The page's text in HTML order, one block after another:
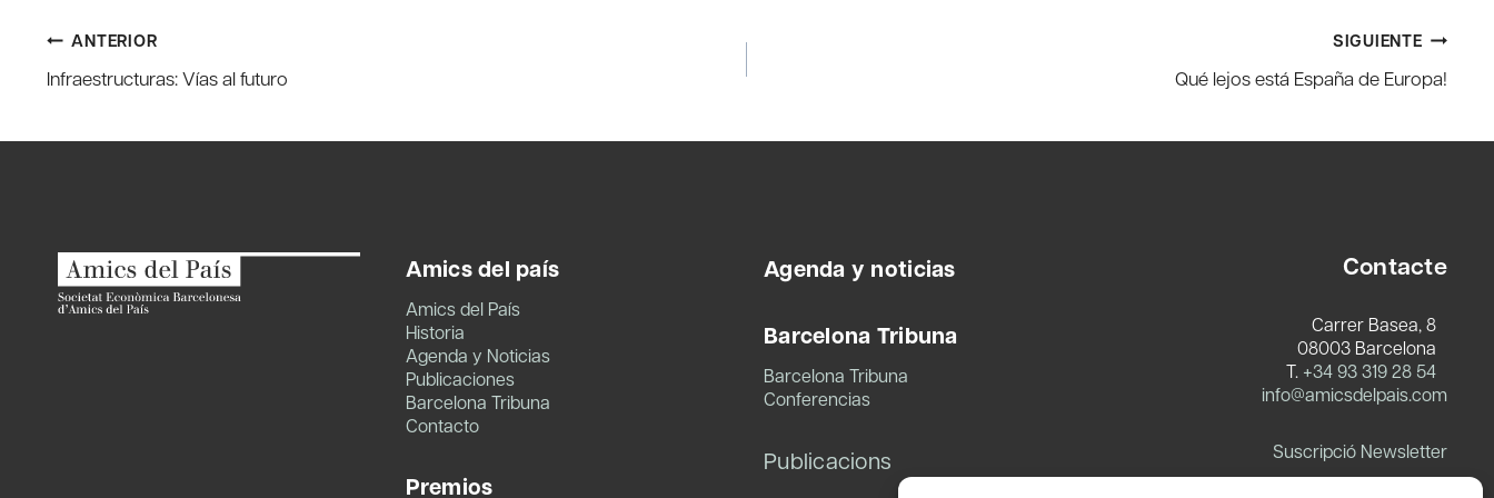
Navegación
de
entradas
ANTERIOR
Infraestructuras: Vías al futuro
SIGUIENTE
Qué lejos está España de Europa!
Amics del país
Amics del País
Historia
Agenda y Noticias
Publicaciones
Barcelona Tribuna
Contacto
Premios
Agenda y noticias
Barcelona Tribuna
Barcelona Tribuna
Conferencias
Publicacions
Contacte
Carrer Basea, 8
08003 Barcelona
T. +34 93 319 28 54
info@amicsdelpais.com
Suscripció Newsletter